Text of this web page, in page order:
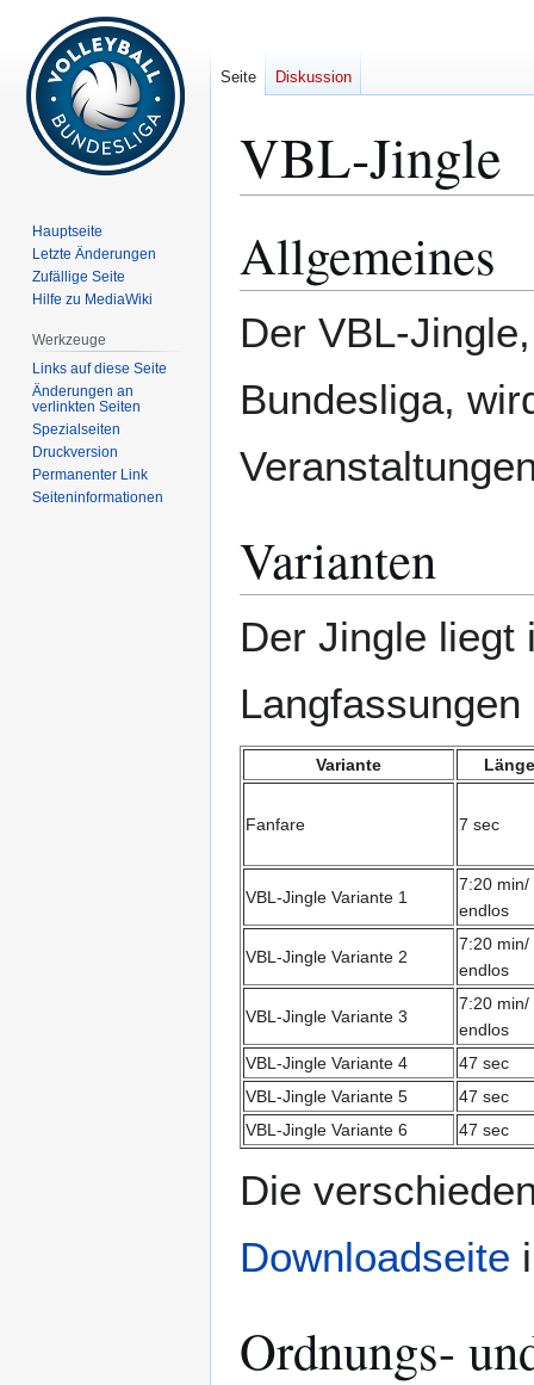
VBL-Jingle
Navigation
Suche
Allgemeines
Der VBL-
Bundesliga,
Varianten
Der Jingle liegt
Variante Länge
Fanfare 7 sec
VBL-Jingle Variante 1
7:20 min/
endlos
VBL-Jingle Variante 2
7:20 min/
endlos
VBL-Jingle Variante 3
7:20 min/
endlos
VBL-Jingle Variante 4
47 sec
VBL-Jingle Variante 5
47 sec
VBL-Jingle Variante 6
47 sec
Die
Downloadseite
Ordnungs-
Seite Diskussion
Hauptseite
Letzte Änderungen
Zufällige Seite
Hilfe zu MediaWiki
Werkzeuge
Links auf diese Seite
Änderungen an
verlinkten Seiten
Spezialseiten
Druckversion
Permanenter Link
Seiten­­informationen